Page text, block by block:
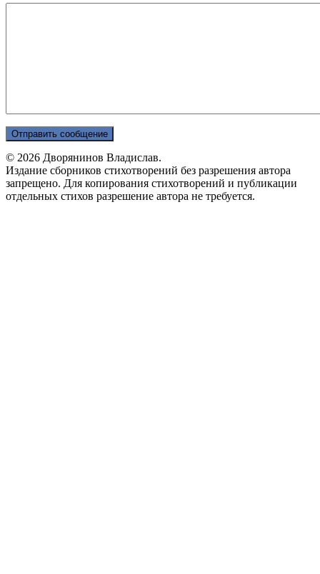
© 2026 Дворянинов Владислав.
Издание сборников стихотворений без разрешения автора
запрещено. Для копирования стихотворений и публикации
отдельных стихов разрешение автора не требуется.